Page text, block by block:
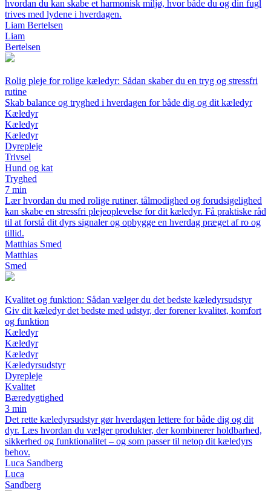
hvordan du kan skabe et harmonisk miljø, hvor både du og din fugl
trives med lydene i hverdagen.
Liam Bertelsen
Liam
Bertelsen
Rolig pleje for rolige kæledyr: Sådan skaber du en tryg og stressfri
rutine
Skab balance og tryghed i hverdagen for både dig og dit kæledyr
Kæledyr
Kæledyr
Kæledyr
Dyrepleje
Trivsel
Hund og kat
Tryghed
7 min
Lær hvordan du med rolige rutiner, tålmodighed og forudsigelighed
kan skabe en stressfri plejeoplevelse for dit kæledyr. Få praktiske råd
til at forstå dit dyrs signaler og opbygge en hverdag præget af ro og
tillid.
Matthias Smed
Matthias
Smed
Kvalitet og funktion: Sådan vælger du det bedste kæledyrsudstyr
Giv dit kæledyr det bedste med udstyr, der forener kvalitet, komfort
og funktion
Kæledyr
Kæledyr
Kæledyr
Kæledyrsudstyr
Dyrepleje
Kvalitet
Bæredygtighed
3 min
Det rette kæledyrsudstyr gør hverdagen lettere for både dig og dit
dyr. Læs hvordan du vælger produkter, der kombinerer holdbarhed,
sikkerhed og funktionalitet – og som passer til netop dit kæledyrs
behov.
Luca Sandberg
Luca
Sandberg